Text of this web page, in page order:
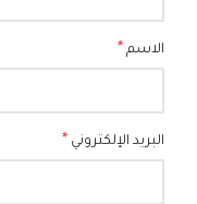
الاسم *
البريد الإلكتروني *